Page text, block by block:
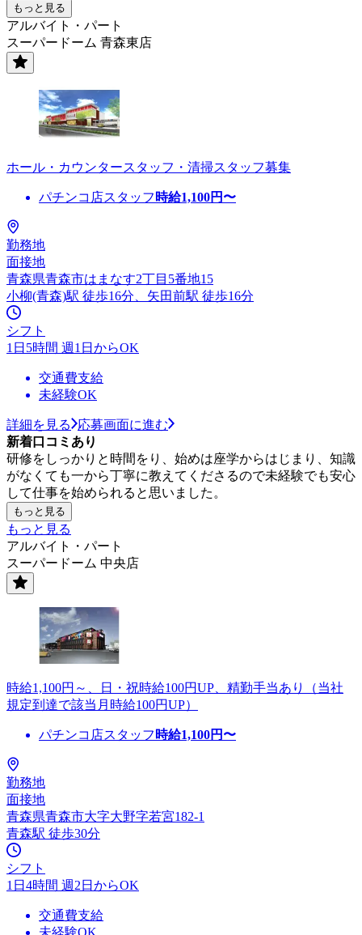
もっと見る
アルバイト・パート
スーパードーム 青森東店
ホール・カウンタースタッフ・清掃スタッフ募集
パチンコ店スタッフ 時給1,100円〜
勤務地
面接地
青森県青森市はまなす2丁目5番地15
小柳(青森)駅 徒歩16分、矢田前駅 徒歩16分
シフト
1日5時間 週1日からOK
交通費支給
未経験OK
詳細を見る
応募画面に進む
新着口コミあり
研修をしっかりと時間をり、始めは座学からはじまり、知識
がなくても一から丁寧に教えてくださるので未経験でも安心
して仕事を始められると思いました。
もっと見る
もっと見る
アルバイト・パート
スーパードーム 中央店
時給1,100円～、日・祝時給100円UP、精勤手当あり（当社
規定到達で該当月時給100円UP）
パチンコ店スタッフ 時給1,100円〜
勤務地
面接地
青森県青森市大字大野字若宮182-1
青森駅 徒歩30分
シフト
1日4時間 週2日からOK
交通費支給
未経験OK